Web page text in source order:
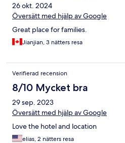
26 okt. 2024
Översätt med hjälp av Google
Great place for families.
Jianjian, 3 nätters resa
Verifierad recension
8/10 Mycket bra
29 sep. 2023
Översätt med hjälp av Google
Love the hotel and location
elias, 2 nätters resa